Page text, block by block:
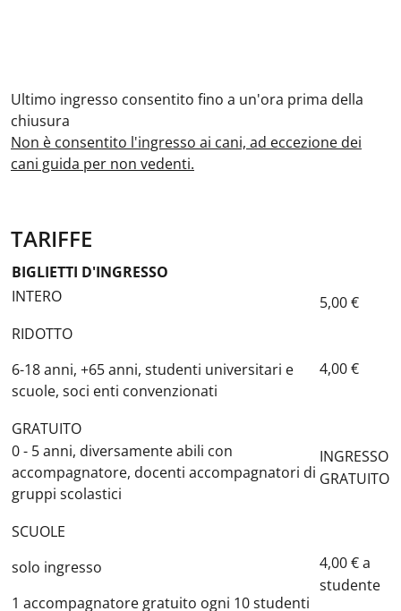
Ultimo ingresso consentito fino a un'ora prima della
chiusura
Non è consentito l'ingresso ai cani, ad eccezione dei
cani guida per non vedenti.
TARIFFE
BIGLIETTI D'INGRESSO
INTERO
5,00 €
RIDOTTO
6-18 anni, +65 anni, studenti universitari e
scuole, soci enti convenzionati
4,00 €
GRATUITO
0 - 5 anni, diversamente abili con
accompagnatore, docenti accompagnatori di
gruppi scolastici
INGRESSO
GRATUITO
SCUOLE
solo ingresso
1 accompagnatore gratuito ogni 10 studenti
4,00 € a
studente